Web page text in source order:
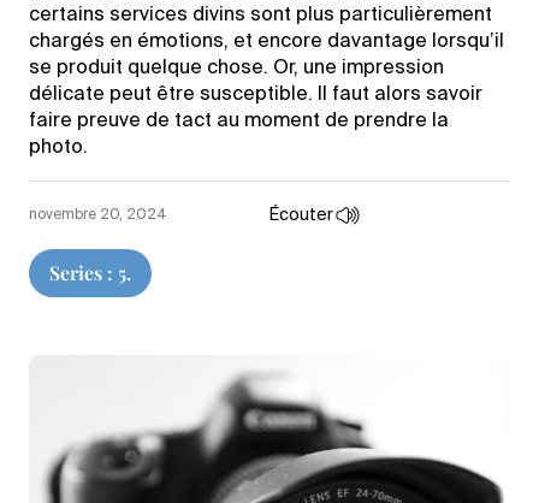
certains services divins sont plus particulièrement
chargés en émotions, et encore davantage lorsqu’il
se produit quelque chose. Or, une impression
délicate peut être susceptible. Il faut alors savoir
faire preuve de tact au moment de prendre la
photo.
Series : 5.
novembre 20, 2024 Écouter